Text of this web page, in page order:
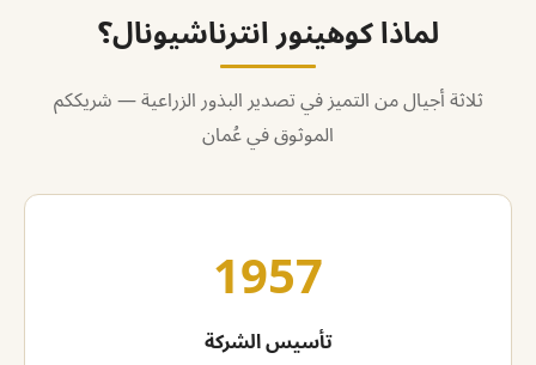
لماذا كوهينور انترناشيونال؟
ثلاثة أجيال من التميز في تصدير البذور الزراعية — شريككم
الموثوق في عُمان
1957
تأسيس الشركة